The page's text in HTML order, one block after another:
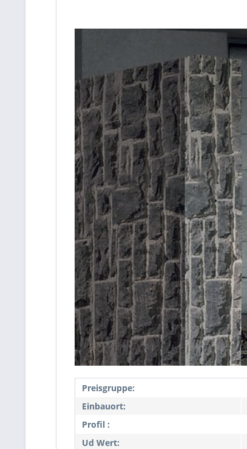
Preisgruppe:
Einbauort:
Profil :
Ud Wert: